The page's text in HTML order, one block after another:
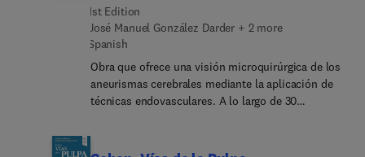
multiple-choice questions. In addition, this book
prepares you for clinical work in the 21st century.
1st Edition
José Manuel González Darder + 2 more
Spanish
Obra que ofrece una visión microquirúrgica de los
aneurismas cerebrales mediante la aplicación de
técnicas endovasculares. A lo largo de 30
y el manejo clínico y quirúrgico de los aneurismas